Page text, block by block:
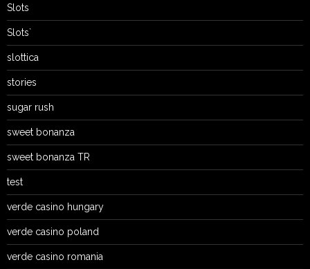
Slots
Slots`
slottica
stories
sugar rush
sweet bonanza
sweet bonanza TR
test
verde casino hungary
verde casino poland
verde casino romania